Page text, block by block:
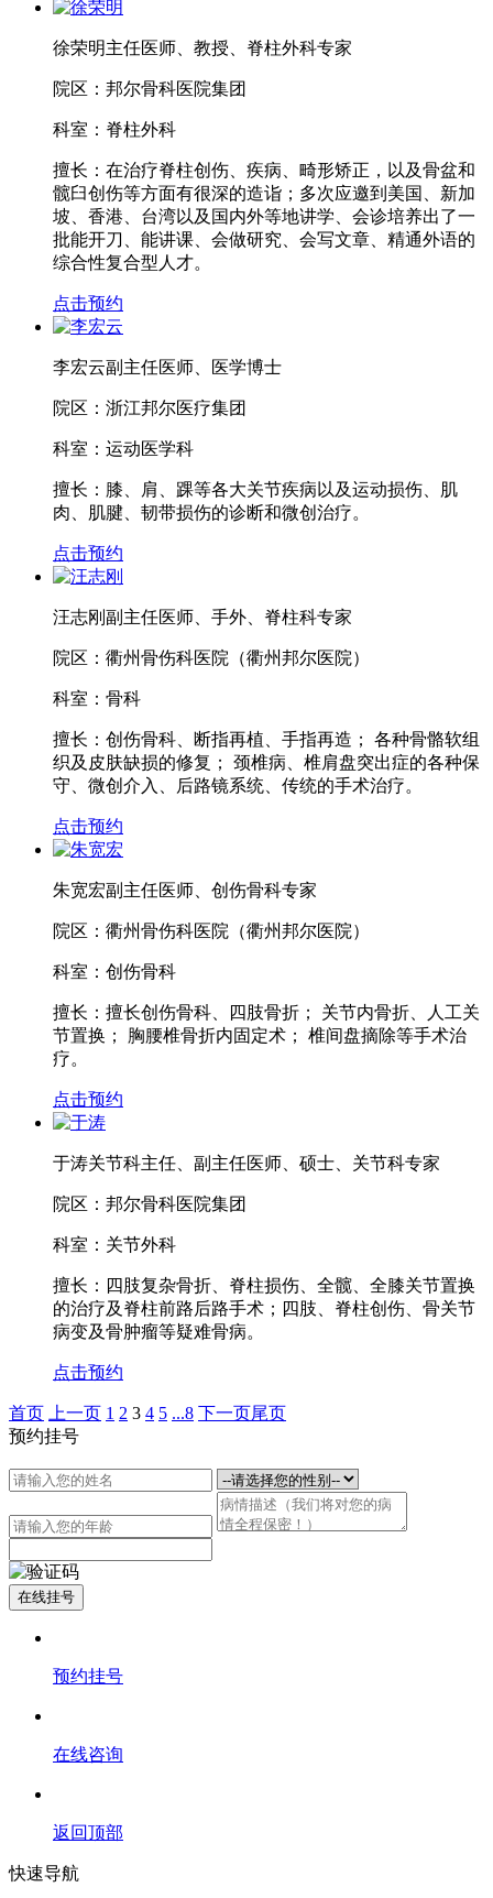
徐荣明主任医师、教授、脊柱外科专家
院区： 邦尔骨科医院集团
科室： 脊柱外科
擅长： 在治疗脊柱创伤、疾病、畸形矫正，以及骨盆和
髋臼创伤等方面有很深的造诣；多次应邀到美国、新加
坡、香港、台湾以及国内外等地讲学、会诊培养出了一
批能开刀、能讲课、会做研究、会写文章、精通外语的
综合性复合型人才。
点击预约
李宏云副主任医师、医学博士
院区： 浙江邦尔医疗集团
科室： 运动医学科
擅长： 膝、肩、踝等各大关节疾病以及运动损伤、肌
肉、肌腱、韧带损伤的诊断和微创治疗。
点击预约
汪志刚 副主任医师、手外、脊柱科专家
院区： 衢州骨伤科医院（衢州邦尔医院）
科室： 骨科
擅长： 创伤骨科、断指再植、手指再造； 各种骨骼软组
织及皮肤缺损的修复； 颈椎病、椎肩盘突出症的各种保
守、微创介入、后路镜系统、传统的手术治疗。
点击预约
朱宽宏副主任医师、创伤骨科专家
院区： 衢州骨伤科医院（衢州邦尔医院）
科室： 创伤骨科
擅长： 擅长创伤骨科、四肢骨折； 关节内骨折、人工关
节置换； 胸腰椎骨折内固定术； 椎间盘摘除等手术治
疗。
点击预约
于涛关节科主任、副主任医师、硕士、关节科专家
院区： 邦尔骨科医院集团
科室： 关节外科
擅长： 四肢复杂骨折、脊柱损伤、全髋、全膝关节置换
的治疗及脊柱前路后路手术；四肢、脊柱创伤、骨关节
病变及骨肿瘤等疑难骨病。
点击预约
首页 上一页 1 2 3 4 5 ...8 下一页尾页
预约挂号
在线挂号
预约挂号
在线咨询
返回顶部
快速导航